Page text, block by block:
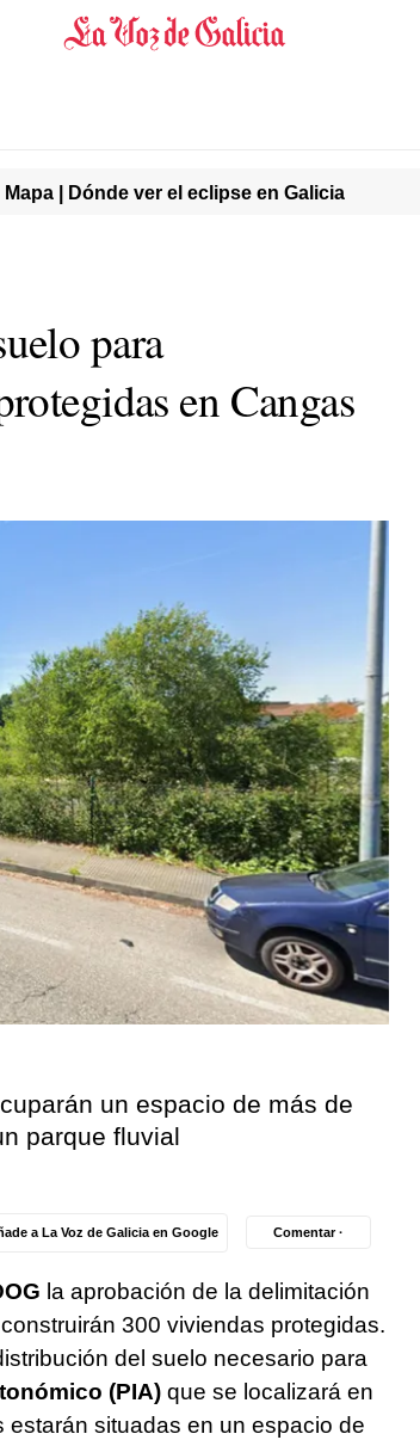
Mapa | Dónde ver el eclipse en Galicia
para
en Cangas
un espacio de más de
parque fluvial
a La Voz de Galicia en Google Comentar ·
la aprobación de la delimitación
300 viviendas protegidas.
del suelo necesario para
(PIA)que se localizará en
situadas en un espacio de